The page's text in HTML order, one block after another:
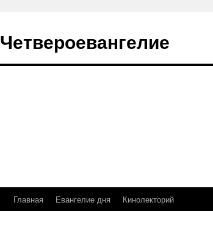
Четвероевангелие
Перейти
Главная Евангелие дня Кинолекторий